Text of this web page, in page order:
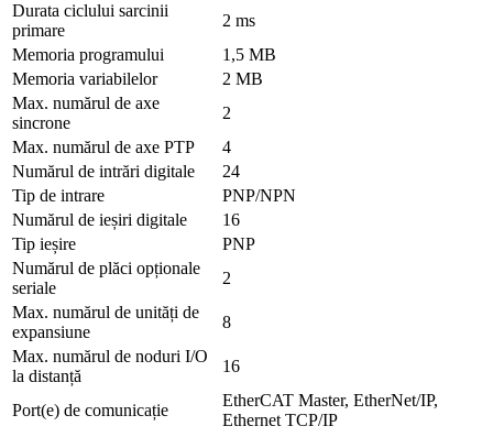
Durata ciclului sarcinii
primare
2 ms
Memoria programului
1,5 MB
Memoria variabilelor
2 MB
Max. numărul de axe
sincrone
2
Max. numărul de axe PTP
4
Numărul de intrări digitale
24
Tip de intrare
PNP/NPN
Numărul de ieșiri digitale
16
Tip ieșire
PNP
Numărul de plăci opționale
seriale
2
Max. numărul de unități de
expansiune
8
Max. numărul de noduri I/O
la distanță
16
Port(e) de comunicație
EtherCAT Master, EtherNet/IP,
Ethernet TCP/IP